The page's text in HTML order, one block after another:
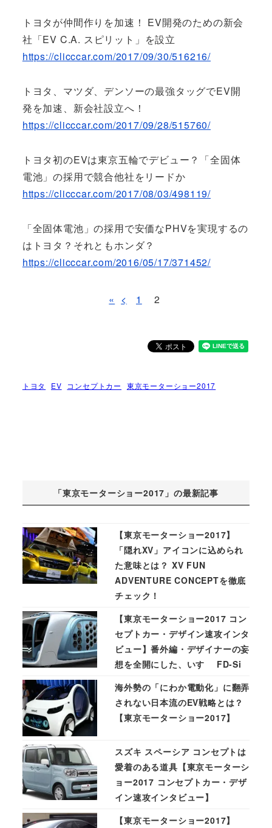
トヨタが仲間作りを加速！ EV開発のための新会
社「EV C.A. スピリット」を設立
https://clicccar.com/2017/09/30/516216/
トヨタ、マツダ、デンソーの最強タッグでEV開
発を加速、新会社設立へ！
https://clicccar.com/2017/09/28/515760/
トヨタ初のEVは東京五輪でデビュー？「全固体
電池」の採用で競合他社をリードか
https://clicccar.com/2017/08/03/498119/
「全固体電池」の採用で安価なPHVを実現するの
はトヨタ？それともホンダ？
https://clicccar.com/2016/05/17/371452/
« < 1 2
トヨタ EV コンセプトカー 東京モーターショー2017
「東京モーターショー2017」の最新記事
【東京モーターショー2017】
「隠れXV」アイコンに込められ
た意味とは？ XV FUN
ADVENTURE CONCEPTを徹底
チェック！
【東京モーターショー2017 コン
セプトカー・デザイン速攻インタ
ビュー】番外編・デザイナーの妄
想を全開にした、いすゞ FD-Si
海外勢の「にわか電動化」に翻弄
されない日本流のEV戦略とは？
【東京モーターショー2017】
スズキ スペーシア コンセプトは
愛着のある道具【東京モーターシ
ョー2017 コンセプトカー・デザ
イン速攻インタビュー】
【東京モーターショー2017】